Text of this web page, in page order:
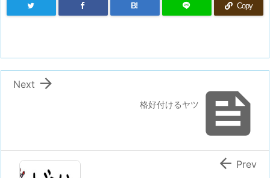
B! Copy

格好付けるヤツ

Next
 Prev